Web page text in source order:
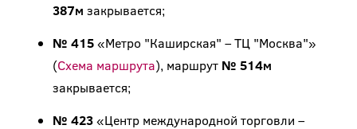
387м закрывается;
№ 415«Метро "Каширская" – ТЦ "Москва"»
(Схема маршрута), маршрут № 514м
закрывается;
№ 423«Центр международной торговли –